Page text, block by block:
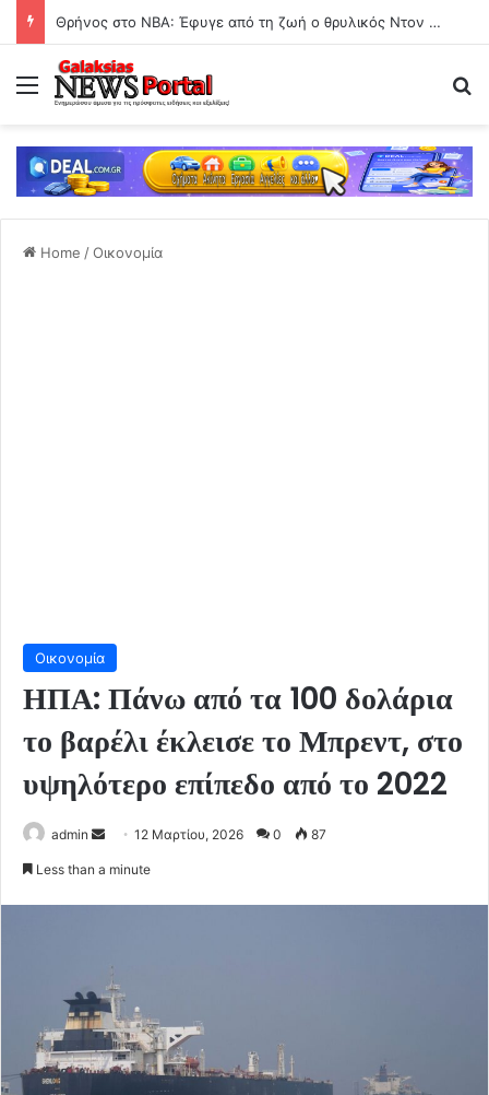
Θρήνος στο ΝΒΑ: Έφυγε από τη ζωή ο θρυλικός Ντον Νέλσον
Menu
Home /Οικονομία
Οικονομία
ΗΠΑ: Πάνω από τα 100 δολάρια
το βαρέλι έκλεισε το Μπρεντ, στο
υψηλότερο επίπεδο από το 2022
admin
Send12 Μαρτίου, 2026 0 87
Less than a minute